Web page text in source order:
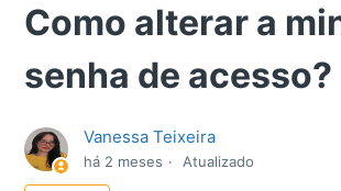
Como alterar a
senha de acesso?
Vanessa Teixeira
há 2 meses Atualizado